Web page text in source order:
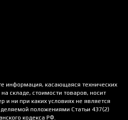
информация, касающаяся технических
складе, стоимости товаров, носит
и ни при каких условиях не является
положениями Статьи 437(2)
кодекса РФ.